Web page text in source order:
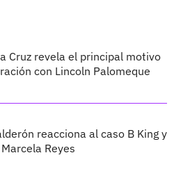
Cruz revela el principal motivo
con Lincoln Palomeque
reacciona al caso B King y
Reyes